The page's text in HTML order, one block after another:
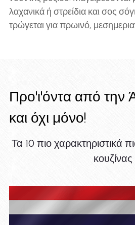
λαχανικά ή στρείδια και σος
τρώγεται για πρωινό,
Προ'ι'όντα από την
και όχι μόνο!
Τα 10 πιο χαρακτηριστικά
κουζίνας